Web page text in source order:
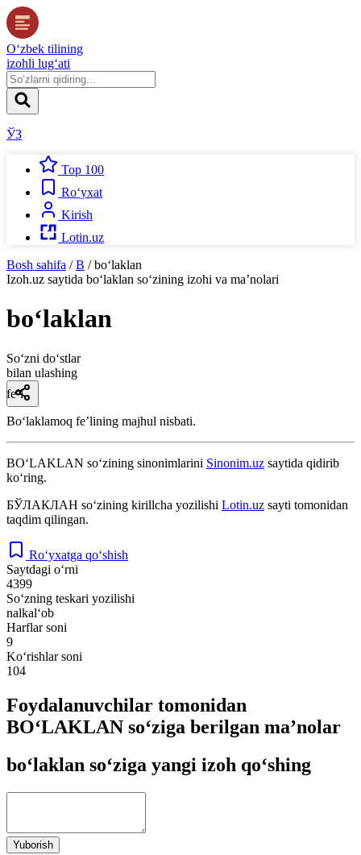
O‘zbek tilining
izohli lug‘ati
ЎЗ
Top 100
Ro‘yxat
Kirish
Lotin.uz
Bosh sahifa / B / bo‘laklan
Izoh.uz saytida bo‘laklan so‘zining izohi va ma’nolari
bo‘laklan
So‘zni do‘stlar
bilan ulashing
fe’l
Boʻlaklamoq feʼlining majhul nisbati.
BO‘LAKLAN so‘zining sinonimlarini Sinonim.uz saytida qidirib
ko‘ring.
БЎЛАКЛАН so‘zining kirillcha yozilishi Lotin.uz sayti tomonidan
taqdim qilingan.
Ro‘yxatga qo‘shish
Saytdagi o‘rni
4399
So‘zning teskari yozilishi
nalkal‘ob
Harflar soni
9
Ko‘rishlar soni
104
Foydalanuvchilar tomonidan
BO‘LAKLAN so‘ziga berilgan ma’nolar
bo‘laklan so‘ziga yangi izoh qo‘shing
Yuborish